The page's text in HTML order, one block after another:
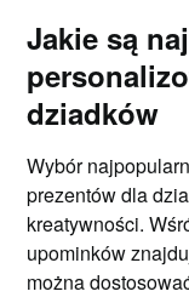
Jakie są
dziadków
Wybór
prezentów dla
kreatywności.
upominków
można